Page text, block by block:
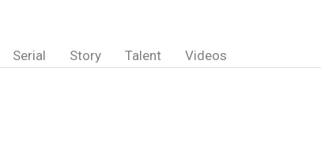
Serial Story Talent Videos